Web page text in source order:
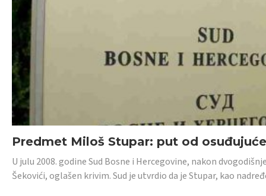
Predmet Miloš Stupar: put od
U julu 2008. godine Sud Bosne i Hercegovine, nakon
Šekovići, oglašen krivim. Sud je utvrdio da je Stupar, kao